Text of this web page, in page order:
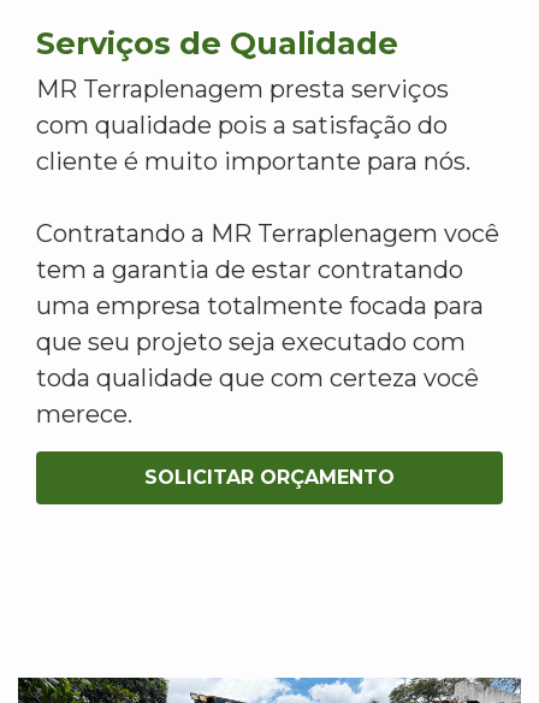
Serviços de Qualidade
MR Terraplenagem presta serviços
com qualidade pois a satisfação do
cliente é muito importante para nós.
Contratando a MR Terraplenagem você
tem a garantia de estar contratando
uma empresa totalmente focada para
que seu projeto seja executado com
toda qualidade que com certeza você
merece.
SOLICITAR ORÇAMENTO